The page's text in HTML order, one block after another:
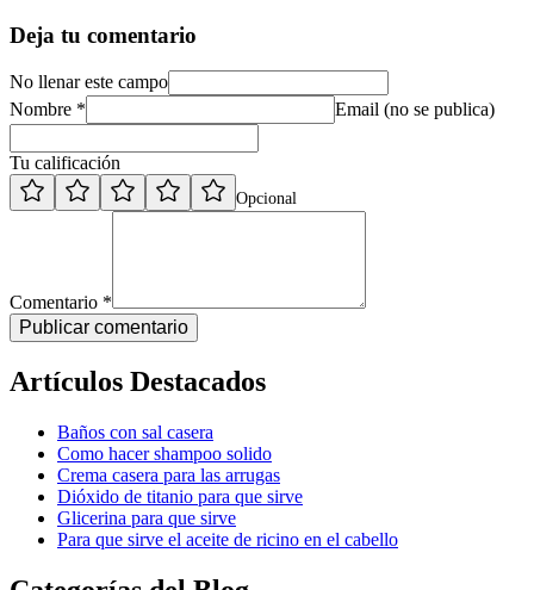
Deja tu comentario
No llenar este campo
Nombre *
Email (no se publica)
Tu calificación
Opcional
Comentario *
Publicar comentario
Artículos Destacados
Baños con sal casera
Como hacer shampoo solido
Crema casera para las arrugas
Dióxido de titanio para que sirve
Glicerina para que sirve
Para que sirve el aceite de ricino en el cabello